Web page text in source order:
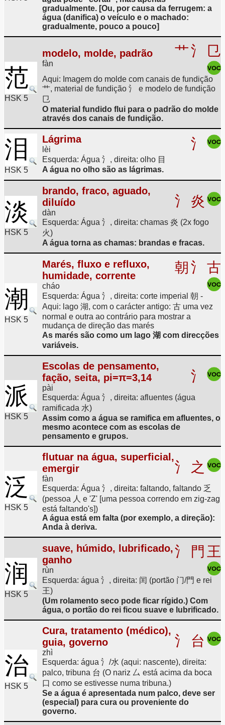
gradualmente. [Ou, por causa da ferrugem: a
água (danifica) o veículo e o machado:
gradualmente, pouco a pouco]
范
HSK 5
modelo, molde, padrão
fàn
艹氵 㔾
Aqui: Imagem do molde com canais de fundição
艹, material de fundição 氵 e modelo de fundição
㔾
O material fundido flui para o padrão do molde
através dos canais de fundição.
泪
HSK 5
Lágrima
lèi 氵
Esquerda: Água 氵, direita: olho 目
A água no olho são as lágrimas.
淡
HSK 5
brando, fraco, aguado,
diluído
dàn
氵 炎
Esquerda: Água 氵, direita: chamas 炎 (2x fogo
火)
A água torna as chamas: brandas e fracas.
潮
HSK 5
Marés, fluxo e refluxo,
humidade, corrente
cháo
朝氵 古
Esquerda: Água 氵, direita: corte imperial 朝 -
Aqui: lago 湖, com o carácter antigo: 古 uma vez
normal e outra ao contrário para mostrar a
mudança de direção das marés
As marés são como um lago 湖 com direcções
variáveis.
派
HSK 5
Escolas de pensamento,
fação, seita, pi=π=3,14
pài
氵
Esquerda: Água 氵, direita: afluentes (água
ramificada 水)
Assim como a água se ramifica em afluentes, o
mesmo acontece com as escolas de
pensamento e grupos.
泛
HSK 5
flutuar na água, superficial,
emergir
fàn
氵 之
Esquerda: Água 氵, direita: faltando, faltando 乏
(pessoa 人 e 'Z' [uma pessoa correndo em zig-zag
está faltando's])
A água está em falta (por exemplo, a direção):
Anda à deriva.
润
HSK 5
suave, húmido, lubrificado,
ganho
rùn
氵 門 王
Esquerda: água 氵, direita: 闰 (portão 门/門 e rei
王)
(Um rolamento seco pode ficar rígido.) Com
água, o portão do rei ficou suave e lubrificado.
治
HSK 5
Cura, tratamento (médico),
guia, governo
zhì
氵 台
Esquerda: água 氵/水 (aqui: nascente), direita:
palco, tribuna 台 (O nariz 厶 está acima da boca
口 como se estivesse numa tribuna.)
Se a água é apresentada num palco, deve ser
(especial) para cura ou proveniente do
governo.